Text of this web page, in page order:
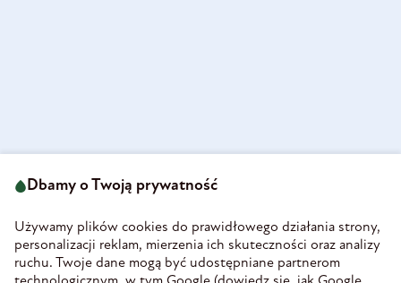
58-160 Świebodzice
REGON 890213034
INFORMACJE
Dbamy o Twoją prywatność
Używamy plików cookies do prawidłowego działania strony,
personalizacji reklam, mierzenia ich skuteczności oraz analizy
ruchu. Twoje dane mogą być udostępniane partnerom